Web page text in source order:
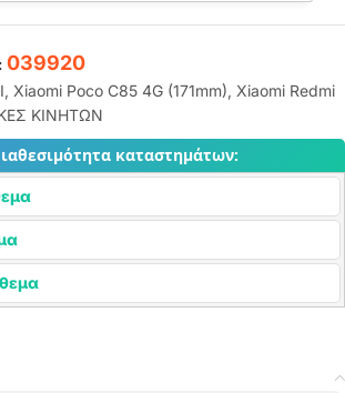
039920
, Xiaomi Poco C85 4G (171mm), Xiaomi Redmi
ΚΙΝΗΤΩΝ
καταστημάτων: